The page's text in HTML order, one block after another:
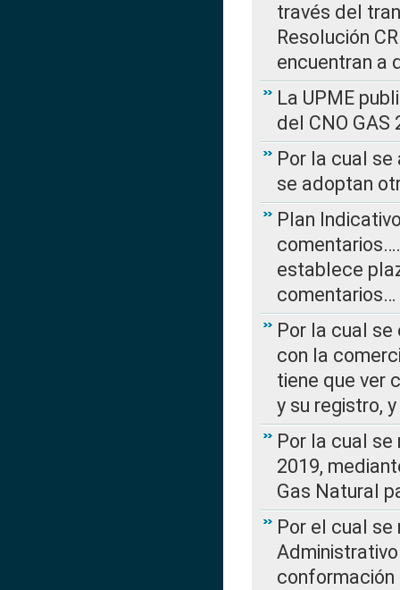
través del
Resolución
encuentran a
La UPME
del CNO
Por la cual
se adoptan
Plan
establece
comentarios…
Por la cual
con la
tiene que ver
y su registro,
Por la cual
2019,
Gas Natural
Por el cual
conformación